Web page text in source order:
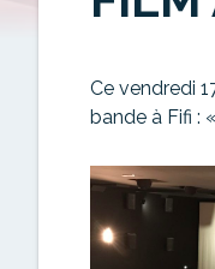
Ce vendredi
bande à Fifi :